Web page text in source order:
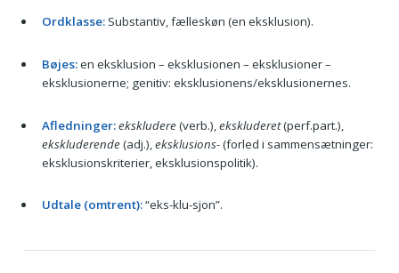
Ordklasse:Substantiv, fælleskøn (en eksklusion).
Bøjes:en eksklusion – eksklusionen – eksklusioner –
eksklusionerne; genitiv: eksklusionens/eksklusionernes.
Afledninger:ekskludere(verb.), ekskluderet(perf.part.),
ekskluderende(adj.), eksklusions-(forled i sammensætninger:
eksklusionskriterier, eksklusionspolitik).
Udtale (omtrent):“eks-klu-sjon”.